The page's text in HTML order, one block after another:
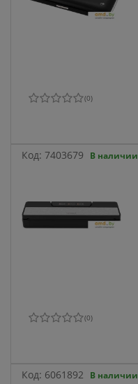
(0)
Код: 7403679 В наличии
(0)
Код: 6061892 В наличии